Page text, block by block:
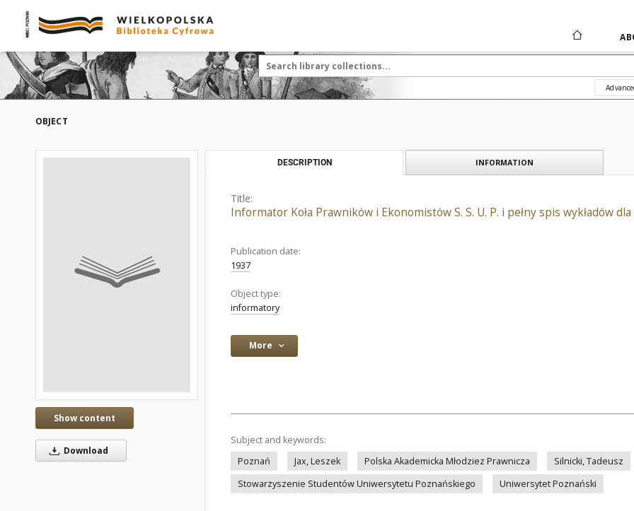
OBJECT
Show content
Download
DESCRIPTION INFORMATION
Title:
Informator Koła Prawników i Ekonomistów S. S. U. P. i pełny spis wykładów
Publication date:
1937
Object type:
informatory
More
Subject and keywords:
Poznań
Jax, Leszek Polska Akademicka Młodziez Prawnicza
Silnicki, Tadeusz
Stowarzyszenie Studentów Uniwersytetu Poznańskiego
Uniwersytet Poznański